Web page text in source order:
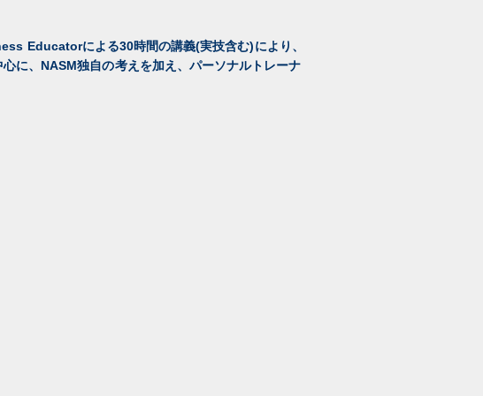
Educatorによる30時間の講義(実技含む)により、
に、NASM独自の考えを加え、パーソナルトレーナ